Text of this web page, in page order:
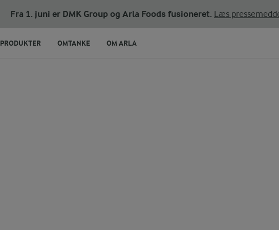
Fra 1. juni er DMK Group og Arla Foods fusioneret. Læs
PRODUKTER OMTANKE OM ARLA